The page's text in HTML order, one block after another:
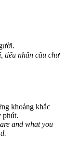
nhân cầu chư
khoảng khắc
phút.
and what you